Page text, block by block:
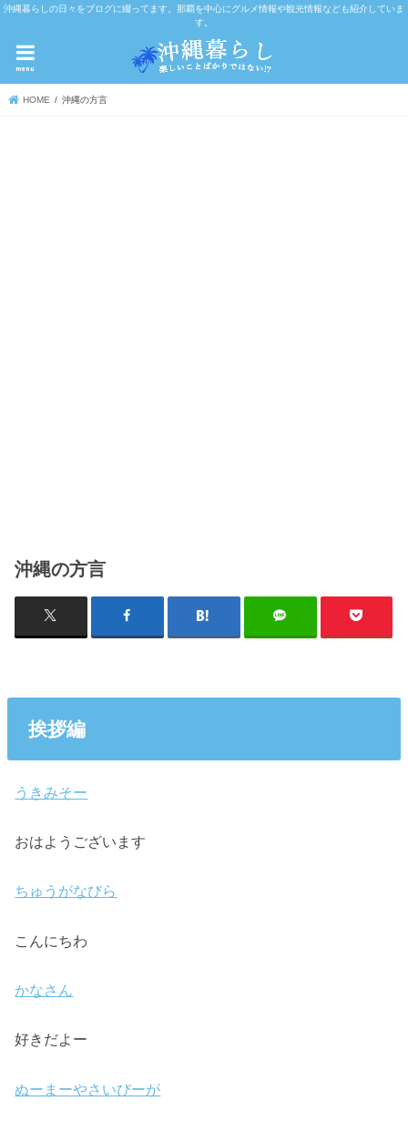
沖縄暮らしの日々をブログに綴ってます。那覇を中心にグルメ情報や観光情報なども紹介していま
す。
menu
HOME 沖縄の方言
沖縄の方言
挨拶編
うきみそー
おはようございます
ちゅうがなびら
こんにちわ
かなさん
好きだよー
ぬーまーやさいびーが